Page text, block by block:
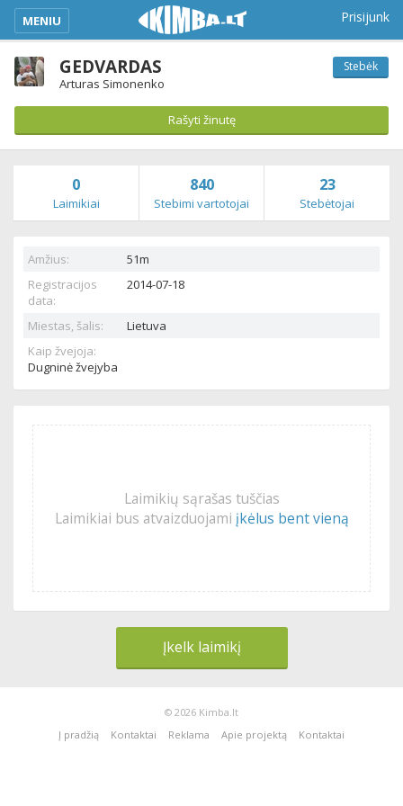
kimba_base_header_mobile_menu_toggle
MENIU Prisijunk
GEDVARDAS
Arturas Simonenko
Stebėk
Rašyti žinutę
0
Laimikiai
840
Stebimi vartotojai
23
Stebėtojai
Amžius:
51m
Registracijos
data:
2014-07-18
Miestas, šalis:
Lietuva
Kaip žvejoja:
Dugninė žvejyba
Laimikių sąrašas tuščias
Laimikiai bus atvaizduojami įkėlus bent vieną
Įkelk laimikį
© 2026 Kimba.lt
Į pradžią
Kontaktai Reklama Apie projektą Kontaktai